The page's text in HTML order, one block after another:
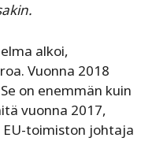
alkoi,
Vuonna 2018
on enemmän kuin
vuonna 2017,
toimiston johtaja